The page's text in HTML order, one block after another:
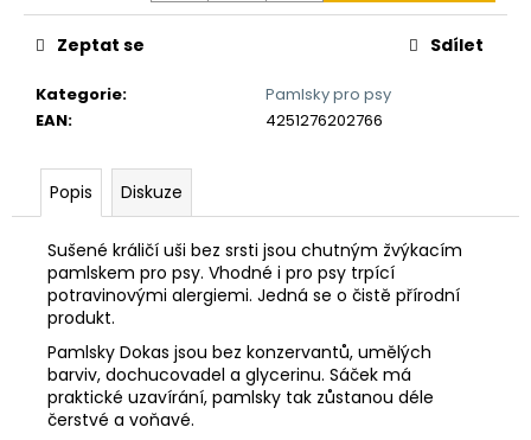
cena:
Kategorie:
Pamlsky pro psy
EAN: 4251276202766
Zeptat se Sdílet
Popis Diskuze
Sušené králičí uši bez srsti jsou chutným žvýkacím
pamlskem pro psy. Vhodné i pro psy trpící
potravinovými alergiemi. Jedná se o čistě přírodní
produkt.
Pamlsky Dokas jsou bez konzervantů, umělých
barviv, dochucovadel a glycerinu. Sáček má
praktické uzavírání, pamlsky tak zůstanou déle
čerstvé a voňavé.
č
u
e
m
ŠÁTEK
PRO
PSA
"ŽLUTÝ
TLAPIČKAMI"
290
Kč